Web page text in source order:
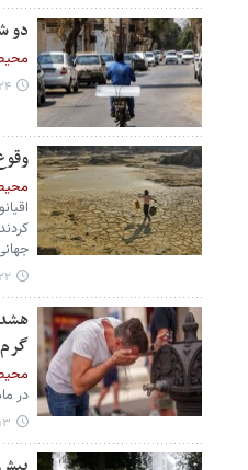
دو
در ماه‌های آینده